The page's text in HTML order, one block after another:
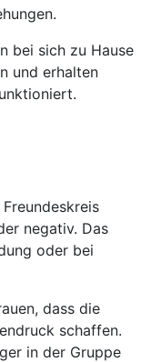
bei sich zu Hause
und erhalten
negativ. Das
oder bei
dass die
schaffen.
in der Gruppe